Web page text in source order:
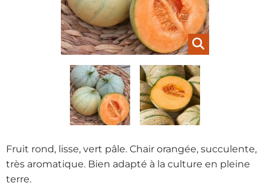
Fruit rond, lisse, vert pâle. Chair orangée, succulente,
très aromatique. Bien adapté à la culture en pleine
terre.